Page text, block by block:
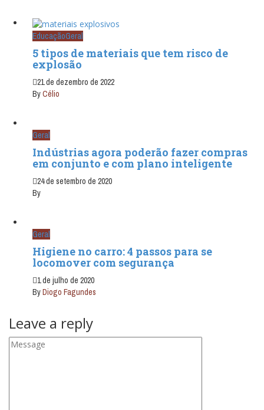
EducaçãoGeral
5 tipos de materiais que tem risco de
explosão
21 de dezembro de 2022
ByCélio
Geral
Indústrias agora poderão fazer compras
em conjunto e com plano inteligente
24 de setembro de 2020
By
Geral
Higiene no carro: 4 passos para se
locomover com segurança
1 de julho de 2020
ByDiogo Fagundes
Leave a reply